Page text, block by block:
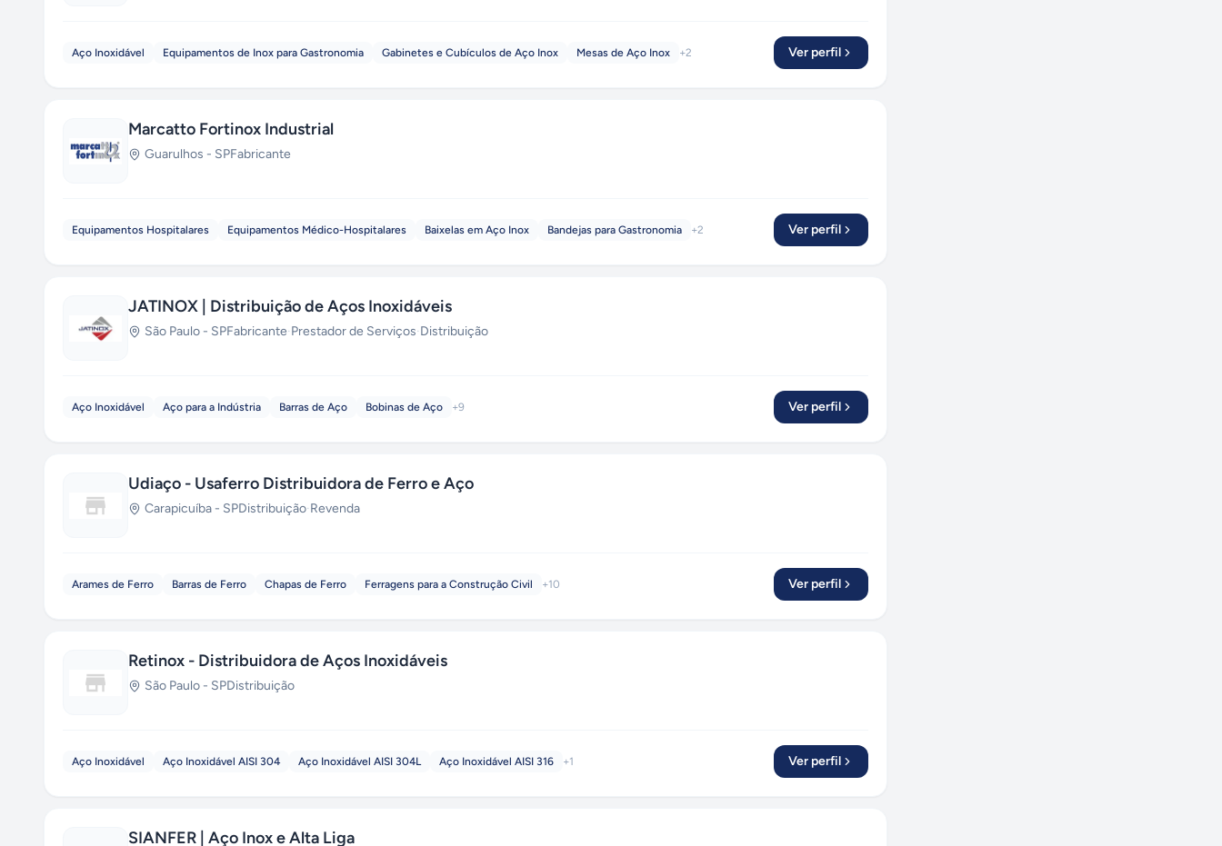
Aço Inoxidável Equipamentos de Inox para Gastronomia Gabinetes e Cubículos de Aço Inox Mesas de Aço Inox +2 Ver perfil
Marcatto Fortinox Industrial
Guarulhos - SPFabricante
Equipamentos Hospitalares Equipamentos Médico-Hospitalares Baixelas em Aço Inox Bandejas para Gastronomia +2 Ver perfil
JATINOX | Distribuição de Aços Inoxidáveis
São Paulo - SPFabricante·Prestador de Serviços·Distribuição
Aço Inoxidável Aço para a Indústria Barras de Aço Bobinas de Aço +9 Ver perfil
Udiaço - Usaferro Distribuidora de Ferro e Aço
Carapicuíba - SPDistribuição·Revenda
Arames de Ferro Barras de Ferro Chapas de Ferro Ferragens para a Construção Civil +10 Ver perfil
Retinox - Distribuidora de Aços Inoxidáveis
São Paulo - SPDistribuição
Aço Inoxidável Aço Inoxidável AISI 304 Aço Inoxidável AISI 304L Aço Inoxidável AISI 316 +1 Ver perfil
SIANFER | Aço Inox e Alta Liga